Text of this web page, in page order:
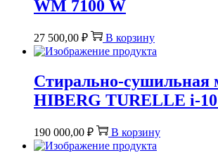
WM 7100 W
27 500,00 ₽ В корзину
Стирально-сушильная
HIBERG TURELLE i-
190 000,00 ₽ В корзину